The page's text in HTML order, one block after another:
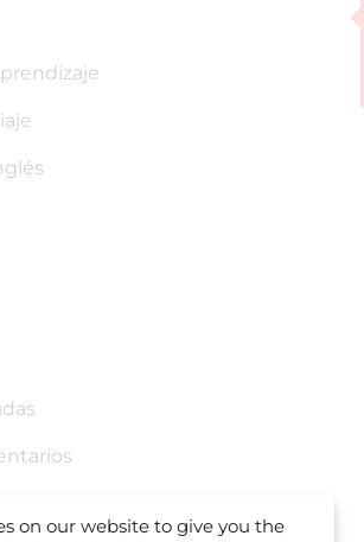
on our website to give you the